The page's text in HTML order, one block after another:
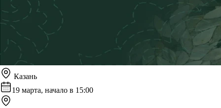
Казань
19 марта, начало в 15:00